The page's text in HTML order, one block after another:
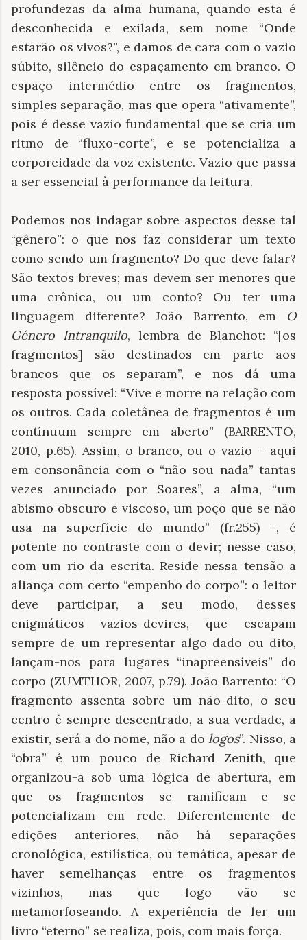
profundezas da alma humana, quando esta é
desconhecida e exilada, sem nome “Onde
estarão os vivos?”, e damos de cara com o vazio
súbito, silêncio do espaçamento em branco. O
espaço intermédio entre os fragmentos,
simples separação, mas que opera “ativamente”,
pois é desse vazio fundamental que se cria um
ritmo de “fluxo-corte”, e se potencializa a
corporeidade da voz existente. Vazio que passa
a ser essencial à performance da leitura.
Podemos nos indagar sobre aspectos desse tal
“gênero”: o que nos faz considerar um texto
como sendo um fragmento? Do que deve falar?
São textos breves; mas devem ser menores que
uma crônica, ou um conto? Ou ter uma
linguagem diferente? João Barrento, em O
Género Intranquilo, lembra de Blanchot: “[os
fragmentos] são destinados em parte aos
brancos que os separam”, e nos dá uma
resposta possível: “Vive e morre na relação com
os outros. Cada coletânea de fragmentos é um
contínuum sempre em aberto” (BARRENTO,
2010, p.65). Assim, o branco, ou o vazio – aqui
em consonância com o “não sou nada” tantas
vezes anunciado por Soares”, a alma, “um
abismo obscuro e viscoso, um poço que se não
usa na superfície do mundo” (fr.255) –, é
potente no contraste com o devir; nesse caso,
com um rio da escrita. Reside nessa tensão a
aliança com certo “empenho do corpo”: o leitor
deve participar, a seu modo, desses
enigmáticos vazios-devires, que escapam
sempre de um representar algo dado ou dito,
lançam-nos para lugares “inapreensíveis” do
corpo (ZUMTHOR, 2007, p.79). João Barrento: “O
fragmento assenta sobre um não-dito, o seu
centro é sempre descentrado, a sua verdade, a
existir, será a do nome, não a do logos”. Nisso, a
“obra” é um pouco de Richard Zenith, que
organizou-a sob uma lógica de abertura, em
que os fragmentos se ramificam e se
potencializam em rede. Diferentemente de
edições anteriores, não há separações
cronológica, estilística, ou temática, apesar de
haver semelhanças entre os fragmentos
vizinhos, mas que logo vão se
metamorfoseando. A experiência de ler um
livro “eterno” se realiza, pois, com mais força.